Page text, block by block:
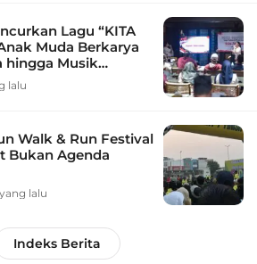
Lagu “KITA
Muda Berkarya
hingga Musik
lalu
Walk & Run Festival
Bukan Agenda
lalu
Indeks Berita